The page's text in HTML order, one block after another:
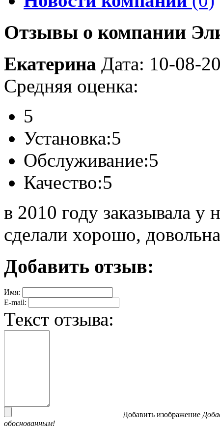
Отзывы о компании
Екатерина Дата: 10-08-
Средняя оценка:
5
Установка:5
Обслуживание:5
Качество:5
в 2010 году заказывала у
сделали хорошо,
Добавить отзыв:
Имя:
E-mail:
Текст отзыва:
Добавить изображение
обоснованным!